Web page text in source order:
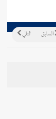
التالي السابق